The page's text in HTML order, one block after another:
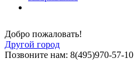
Добро пожаловать!
Другой город
Позвоните нам: 8(495)970-57-10